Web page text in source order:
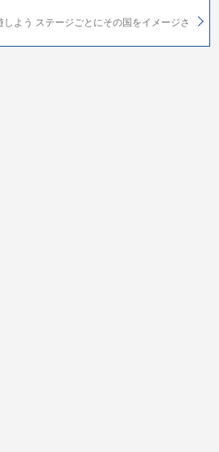
よう ステージごとにその国をイメージさ